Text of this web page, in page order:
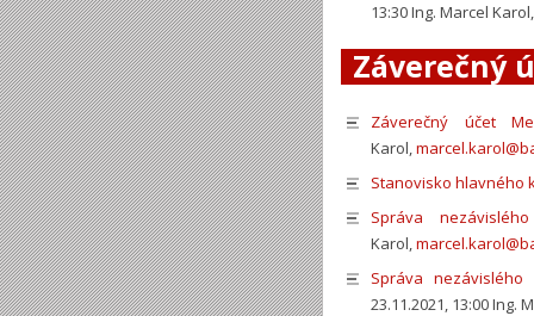
13:30 Ing. Marcel
Záverečný
Záverečný účet
Karol,
Stanovisko hlavného
Správa
Karol,
Správa
23.11.2021, 13:00 Ing.